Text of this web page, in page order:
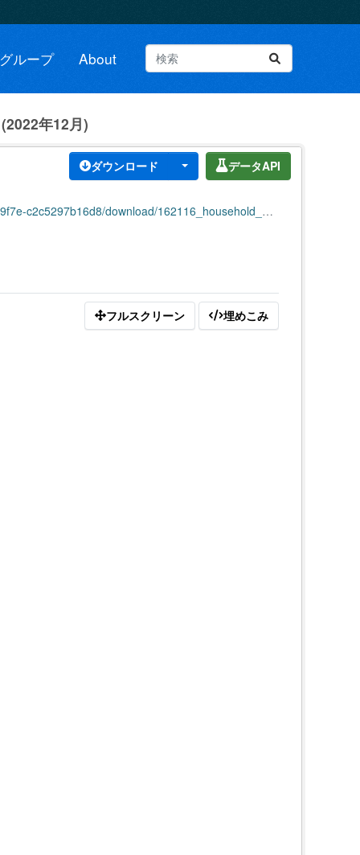
グループ About
年12月)
ダウンロード データAPI
download/162116_household_population_202212.csv
フルスクリーン 埋めこみ